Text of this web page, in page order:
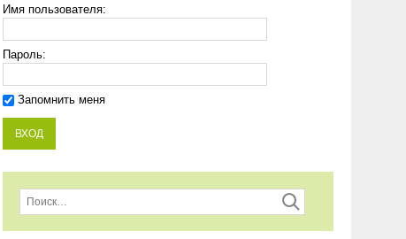
Имя пользователя:
Пароль:
Запомнить меня